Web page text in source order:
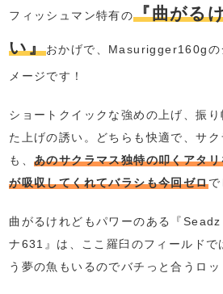
フィッシュマン特有の『曲がる
い』おかげで、Masurigger160gの
メージです！
ショートクイックな強めの上げ、振
た上げの誘い。どちらも快適で、サ
も、あのサクラマス独特の叩くアタ
が吸収してくれてバラシも今回ゼロで
曲がるけれどもパワーのある『
ナ631』は、ここ羅臼のフィールドで
う夢の魚もいるのでバチっと合うロッ